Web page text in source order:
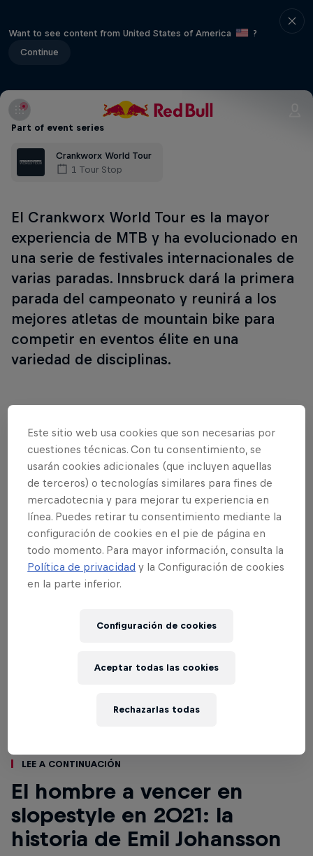
Want to see content from United States of America
?
Continue
Part of event series
Crankworx World Tour
1 Tour Stop
El Crankworx World Tour es la mayor
experiencia de MTB y ha evolucionado en
una serie de festivales internacionales de
varias paradas. Innsbruck dará la primera
parada del campeonato y reunirá a los
mejores atletas de mountain bike para
competir en eventos élite en una
variedad de disciplinas.
Follow along
Carrera ganadora de Slopestyle - Innsbruck
5:26 minutos
Lee a continuación
El hombre a vencer en
slopestyle en 2021: la
historia de Emil Johansson
Este sitio web usa cookies que son necesarias por
cuestiones técnicas. Con tu consentimiento, se
usarán cookies adicionales (que incluyen aquellas
de terceros) o tecnologías similares para fines de
mercadotecnia y para mejorar tu experiencia en
línea. Puedes retirar tu consentimiento mediante la
configuración de cookies en el pie de página en
todo momento. Para mayor información, consulta la
Política de privacidad y la Configuración de cookies
en la parte inferior.
Configuración de cookies
Rechazarlas todas
Aceptar todas las cookies